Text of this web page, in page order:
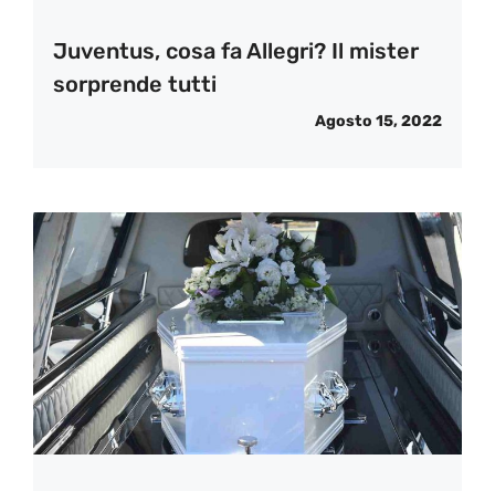
Juventus, cosa fa Allegri? Il mister
sorprende tutti
Agosto 15, 2022